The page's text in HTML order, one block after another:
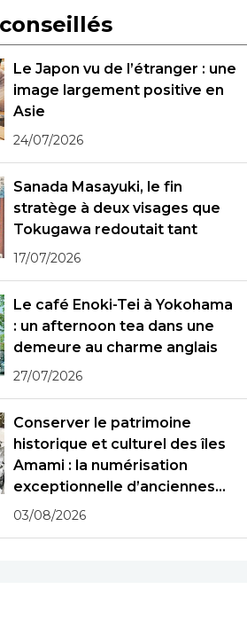
Le Japon vu de l’étranger : une
image largement positive en
Asie
24/07/2026
Sanada Masayuki, le fin
stratège à deux visages que
Tokugawa redoutait tant
17/07/2026
Le café Enoki-Tei à Yokohama
: un afternoon tea dans une
demeure au charme anglais
27/07/2026
Conserver le patrimoine
historique et culturel des îles
Amami : la numérisation
exceptionnelle d’anciennes
photographies
03/08/2026